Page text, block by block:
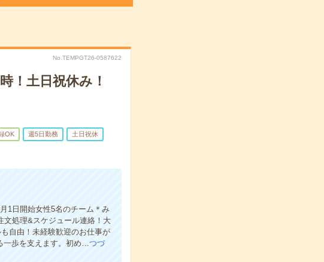
No.TEMPGT26-0587622
！土日祝休み！
OK 週5日勤務 土日祝休
1日開始女性5名のチーム＊み
文処理&スケジュール連絡！大
自由！未経験歓迎のお仕事が
一歩を支えます。初め…つづ